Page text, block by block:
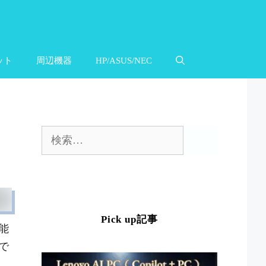
ト 周辺機器 HP/ASUS/NEC
Pick up記事